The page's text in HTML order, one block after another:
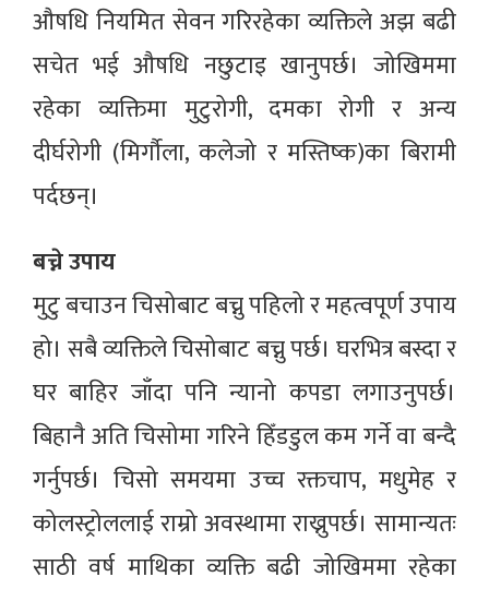
औषधि नियमित सेवन गरिरहेका व्यक्तिले अझ बढी
सचेत भई औषधि नछुटाइ खानुपर्छ। जोखिममा
रहेका व्यक्तिमा मुटुरोगी, दमका रोगी र अन्य
दीर्घरोगी (मिर्गौला, कलेजो र मस्तिष्क)का बिरामी
पर्दछन्।
बच्ने उपाय
मुटु बचाउन चिसोबाट बच्नु पहिलो र महत्वपूर्ण उपाय
हो। सबै व्यक्तिले चिसोबाट बच्नु पर्छ। घरभित्र बस्दा र
घर बाहिर जाँदा पनि न्यानो कपडा लगाउनुपर्छ।
बिहानै अति चिसोमा गरिने हिँडडुल कम गर्ने वा बन्दै
गर्नुपर्छ। चिसो समयमा उच्च रक्तचाप, मधुमेह र
कोलस्ट्रोललाई राम्रो अवस्थामा राख्नुपर्छ। सामान्यतः
साठी वर्ष माथिका व्यक्ति बढी जोखिममा रहेका